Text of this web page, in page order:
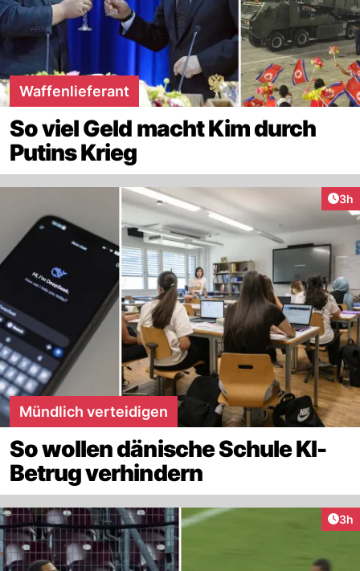
Waffenlieferant
So viel Geld macht Kim durch
Putins Krieg
3h
Mündlich verteidigen
So wollen dänische Schule KI-
Betrug verhindern
3h